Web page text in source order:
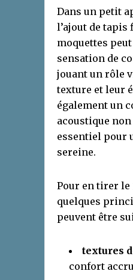
Dans un petit
l’ajout de tapis
moquettes
sensation de
jouant un rôle
texture et leur
également un
acoustique
essentiel pour
sereine.
Pour en tirer
quelques
peuvent être
textures
confort